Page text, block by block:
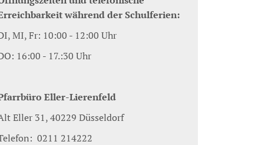
während der Schulferien:
MI, Fr: 10:00 - 12:00 Uhr
16:00 - 17.:30 Uhr
Eller-Lierenfeld
Eller 31, 40229 Düsseldorf
0211 214222